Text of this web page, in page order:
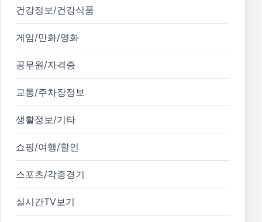
건강정보/건강식품
게임/만화/영화
공무원/자격증
교통/주차장정보
생활정보/기타
쇼핑/여행/할인
스포츠/각종경기
실시간TV보기